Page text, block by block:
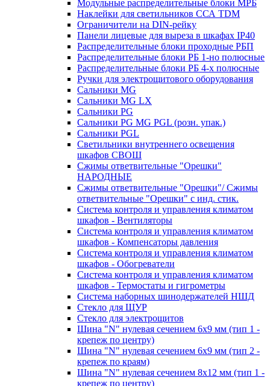
Модульные распределительные блоки МРБ
Наклейки для светильников ССА TDM
Ограничители на DIN-рейку
Панели лицевые для выреза в шкафах IP40
Распределительные блоки проходные РБП
Распределительные блоки РБ 1-но полюсные
Распределительные блоки РБ 4-х полюсные
Ручки для электрощитового оборудования
Сальники MG
Сальники MG LX
Сальники PG
Сальники PG MG PGL (розн. упак.)
Сальники PGL
Светильники внутреннего освещения
шкафов СВОШ
Сжимы ответвительные "Орешки"
НАРОДНЫЕ
Сжимы ответвительные "Орешки"/ Сжимы
ответвительные "Орешки" с инд. стик.
Система контроля и управления климатом
шкафов - Вентиляторы
Система контроля и управления климатом
шкафов - Компенсаторы давления
Система контроля и управления климатом
шкафов - Обогреватели
Система контроля и управления климатом
шкафов - Термостаты и гигрометры
Система наборных шинодержателей НШД
Стекло для ЩУР
Стекло для электрощитов
Шина "N" нулевая сечением 6х9 мм (тип 1 -
крепеж по центру)
Шина "N" нулевая сечением 6х9 мм (тип 2 -
крепеж по краям)
Шина "N" нулевая сечением 8х12 мм (тип 1 -
крепеж по центру)